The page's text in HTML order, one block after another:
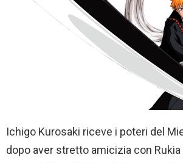
Ichigo Kurosaki riceve i poteri del
dopo aver stretto amicizia con Rukia